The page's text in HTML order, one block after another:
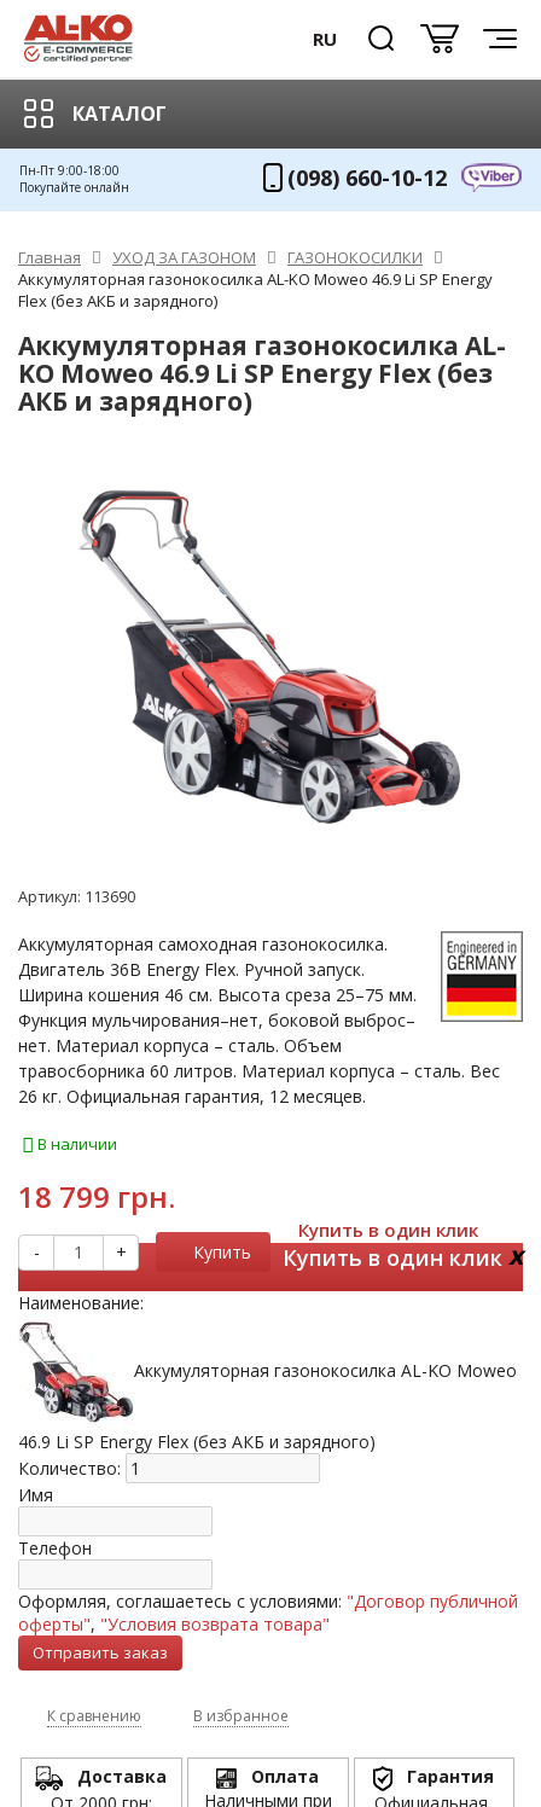
RU
КАТАЛОГ
Пн-Пт 9:00-18:00
Покупайте онлайн
(098) 660-10-12
Главная УХОД ЗА ГАЗОНОМ
ГАЗОНОКОСИЛКИ
Аккумуляторная газонокосилка AL-KO Moweo 46.9 Li SP Energy
Flex (без АКБ и зарядного)
Аккумуляторная газонокосилка AL-
KO Moweo 46.9 Li SP Energy Flex (без
АКБ и зарядного)
Артикул: 113690
Аккумуляторная самоходная газонокосилка.
Двигатель 36В Energy Flex. Ручной запуск.
Ширина кошения 46 см. Высота среза 25–75 мм.
Функция мульчирования–нет, боковой выброс–
нет. Материал корпуса – сталь. Объем
травосборника 60 литров. Материал корпуса – сталь. Вес
26 кг. Официальная гарантия, 12 месяцев.
В наличии
18 799 грн.
- + Купить
Купить в один клик
Купить в один клик x
Наименование:
Аккумуляторная газонокосилка AL-KO Moweo
46.9 Li SP Energy Flex (без АКБ и зарядного)
Количество:
Имя
Телефон
Оформляя, соглашаетесь с условиями: "Договор публичной
оферты", "Условия возврата товара"
К сравнению В избранное
Доставка
От 2000 грн:
Оплата
Наличными при
Гарантия
Официальная,